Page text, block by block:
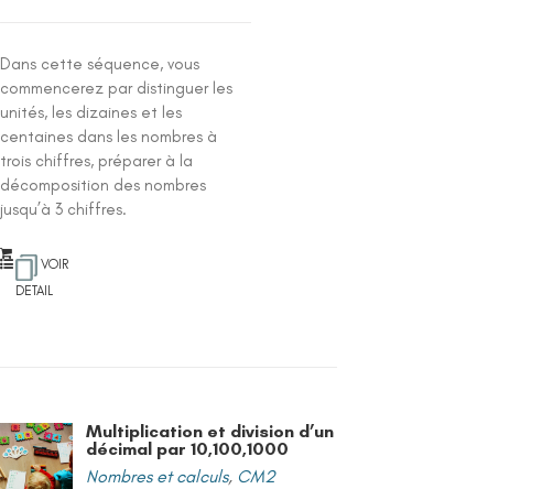
Dans cette séquence, vous
commencerez par distinguer les
unités, les dizaines et les
centaines dans les nombres à
trois chiffres, préparer à la
décomposition des nombres
jusqu’à 3 chiffres.
VOIR
DETAIL
Multiplication et division d’un
décimal par 10,100,1000
Nombres et calculs, CM2